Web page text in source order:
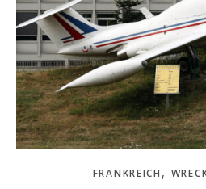
FRANKREICH ,